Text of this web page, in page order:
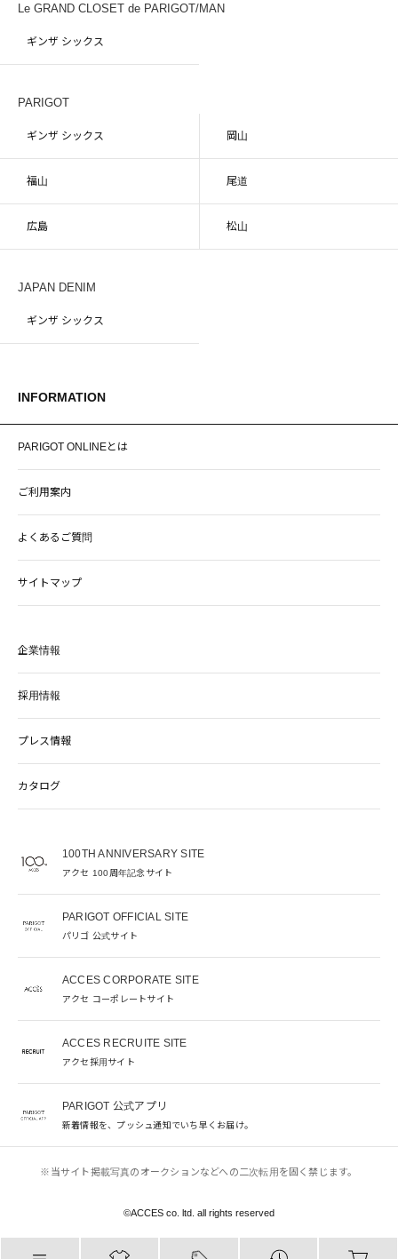
Le GRAND CLOSET de PARIGOT/MAN
ギンザ シックス
PARIGOT
ギンザ シックス 岡山
福山 尾道
広島 松山
JAPAN DENIM
ギンザ シックス
INFORMATION
PARIGOT ONLINEとは
ご利用案内
よくあるご質問
サイトマップ
企業情報
採用情報
プレス情報
カタログ
100TH ANNIVERSARY SITE
アクセ 100周年記念サイト
PARIGOT OFFICIAL SITE
パリゴ 公式サイト
ACCES CORPORATE SITE
アクセ コーポレートサイト
ACCES RECRUITE SITE
アクセ採用サイト
PARIGOT 公式アプリ
新着情報を、プッシュ通知でいち早くお届け。
©︎ACCES co. ltd. all rights reserved
※当サイト掲載写真のオークションなどへの二次転用を固く禁じます。